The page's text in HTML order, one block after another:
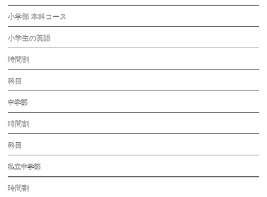
小学部 本科コース
小学生の英語
時間割
科目
中学部
時間割
科目
私立中学部
時間割